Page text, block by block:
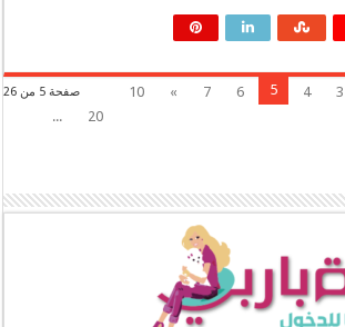
سفير
|
|
شات
صفحة 5 من 26 3
4
5
6
7
»
10
20
...